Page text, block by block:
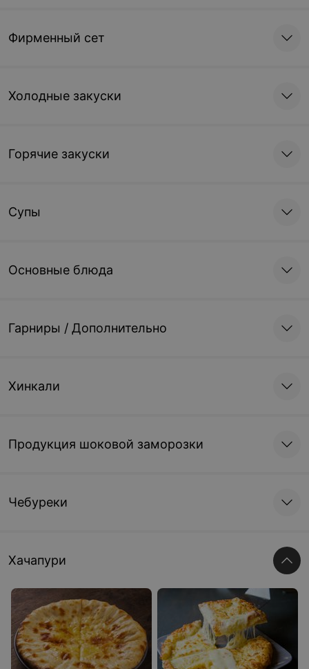
Фирменный сет
Холодные закуски
Горячие закуски
Супы
Основные блюда
Гарниры / Дополнительно
Хинкали
Продукция шоковой заморозки
Чебуреки
Хачапури